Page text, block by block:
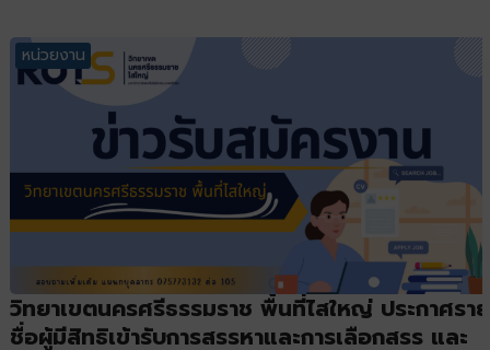
หน่วยงาน
วิทยาเขตนครศรีธรรมราช พื้นที่ไสใหญ่ ประกาศราย
ชื่อผู้มีสิทธิเข้ารับการสรรหาและการเลือกสรร และ